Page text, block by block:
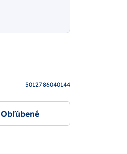
5012786040144
Obľúbené